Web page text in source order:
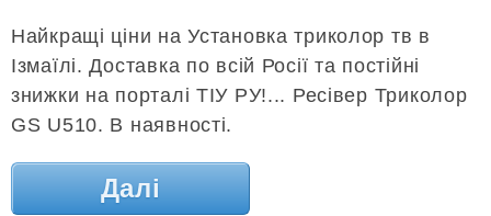
Найкращі ціни на Установка триколор тв в
Ізмаїлі. Доставка по всій Росії та постійні
знижки на порталі ТІУ РУ!... Ресівер Триколор
GS U510. В наявності.
Далі